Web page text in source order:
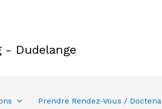
- Dudelange
Prendre Rendez-Vous / Doctena